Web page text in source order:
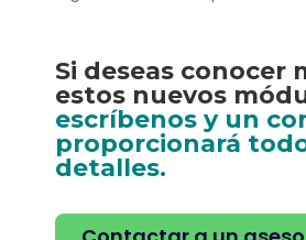
Si deseas conocer
estos nuevos
escríbenos y un
proporcionará
detalles.